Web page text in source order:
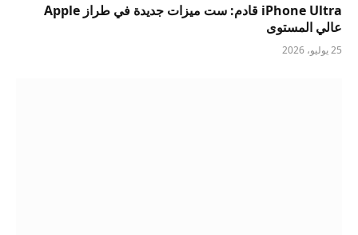
iPhone Ultra قادم: ست ميزات جديدة في طراز Apple
عالي المستوى
25 يوليو، 2026